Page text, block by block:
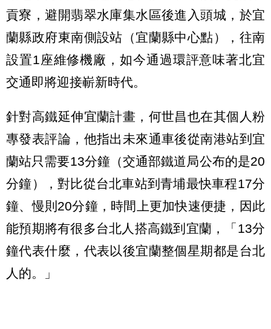
貢寮，避開翡翠水庫集水區後進入頭城，於宜
蘭縣政府東南側設站（宜蘭縣中心點），往南
設置1座維修機廠，如今通過環評意味著北宜
交通即將迎接嶄新時代。
針對高鐵延伸宜蘭計畫，何世昌也在其個人粉
專發表評論，他指出未來通車後從南港站到宜
蘭站只需要13分鐘（交通部鐵道局公布的是20
分鐘），對比從台北車站到青埔最快車程17分
鐘、慢則20分鐘，時間上更加快速便捷，因此
能預期將有很多台北人搭高鐵到宜蘭，「13分
鐘代表什麼，代表以後宜蘭整個星期都是台北
人的。」